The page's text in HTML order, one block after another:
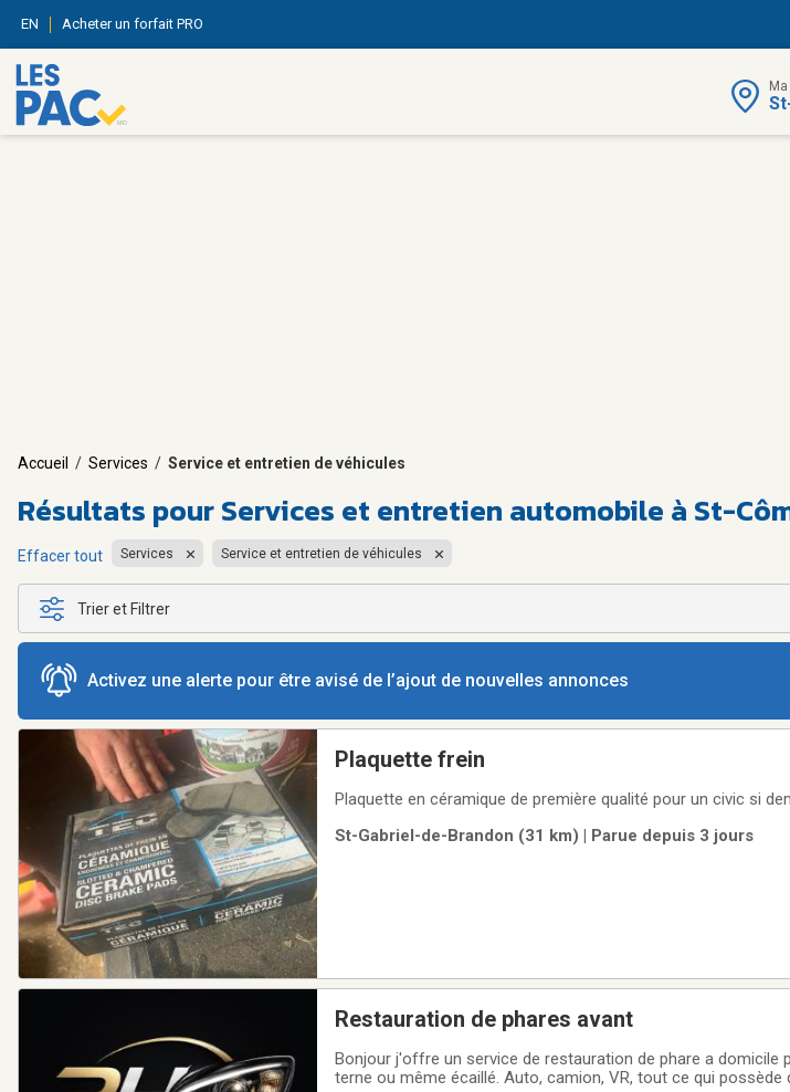
EN Acheter un forfait PRO
Accueil / Services / Service et entretien de véhicules
Résultats pourServices et entretien automobile à St-
Effacer tout Services Service et entretien de véhicules
Trier et Filtrer
Activez une alerte pour être avisé de l’ajout de nouvelles annonces
Plaquette frein
Plaquette en céramique de première qualité pour un civic si
St-Gabriel-de-Brandon (31 km) | Parue depuis 3 jours
Restauration de phares avant
Bonjour j'offre un service de restauration de phare a domicile
terne ou même écaillé. Auto, camion, VR, tout ce qui possède